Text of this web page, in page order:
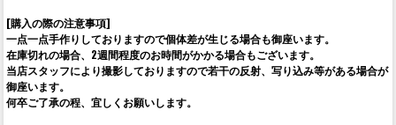
[購入の際の注意事項]
一点一点手作りしておりますので個体差が生じる場合も御座います。
在庫切れの場合、2週間程度のお時間がかかる場合もございます。
当店スタッフにより撮影しておりますので若干の反射、写り込み等がある場合が
御座います。
何卒ご了承の程、宜しくお願いします。